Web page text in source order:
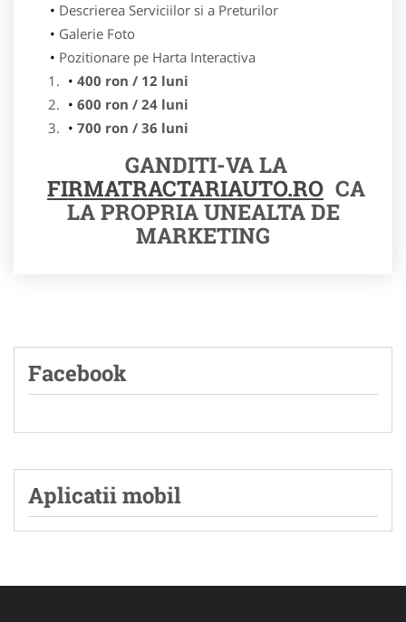
Descrierea Serviciilor si a Preturilor
Galerie Foto
Pozitionare pe Harta Interactiva
400 ron / 12 luni
600 ron / 24 luni
700 ron / 36 luni
GANDITI-VA LA
FIRMATRACTARIAUTO.RO CA
LA PROPRIA UNEALTA DE
MARKETING
Facebook
Aplicatii mobil